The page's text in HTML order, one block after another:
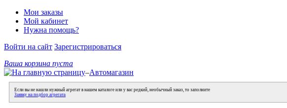
Мои заказы
Мой кабинет
Нужна помощь?
Войти на сайт Зарегистрироваться
Ваша корзина пуста
–Автомагазин
Если вы не нашли нужный агрегат в нашем каталоге или у вас редкий, необычный заказ, то заполните
Заявку на подбор агрегата